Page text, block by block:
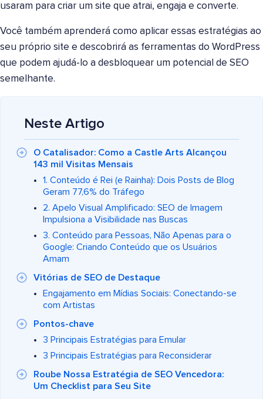
usaram para criar um site que atrai, engaja e converte.
Você também aprenderá como aplicar essas estratégias ao
seu próprio site e descobrirá as ferramentas do WordPress
que podem ajudá-lo a desbloquear um potencial de SEO
semelhante.
Neste Artigo
O Catalisador: Como a Castle Arts Alcançou
143 mil Visitas Mensais
1. Conteúdo é Rei (e Rainha): Dois Posts de Blog
Geram 77,6% do Tráfego
2. Apelo Visual Amplificado: SEO de Imagem
Impulsiona a Visibilidade nas Buscas
3. Conteúdo para Pessoas, Não Apenas para o
Google: Criando Conteúdo que os Usuários
Amam
Vitórias de SEO de Destaque
Engajamento em Mídias Sociais: Conectando-se
com Artistas
Pontos-chave
3 Principais Estratégias para Emular
3 Principais Estratégias para Reconsiderar
Roube Nossa Estratégia de SEO Vencedora:
Um Checklist para Seu Site